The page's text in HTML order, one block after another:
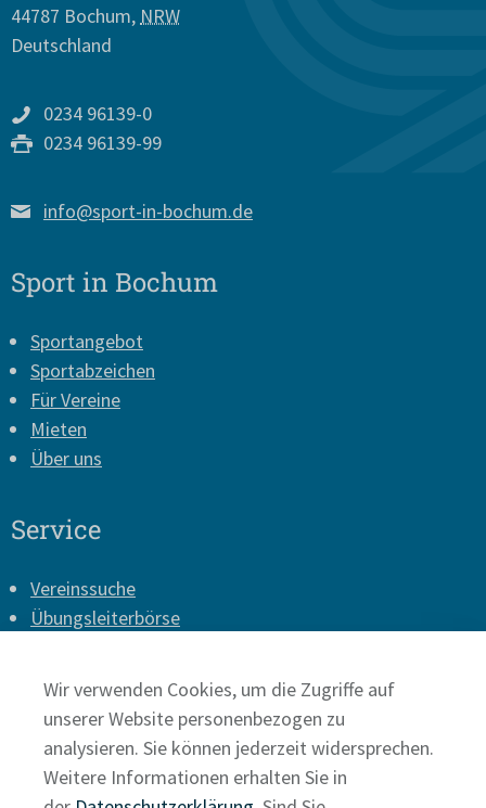
44787 Bochum, NRW
Deutschland
0234 96139-0
0234 96139-99
info@sport-in-bochum.de
Sport in Bochum
Sportangebot
Sportabzeichen
Für Vereine
Mieten
Über uns
Service
Vereinssuche
Übungsleiterbörse
Presse
Datenschutz
Wir verwenden Cookies, um die Zugriffe auf
unserer Website personenbezogen zu
analysieren. Sie können jederzeit widersprechen.
Weitere Informationen erhalten Sie in